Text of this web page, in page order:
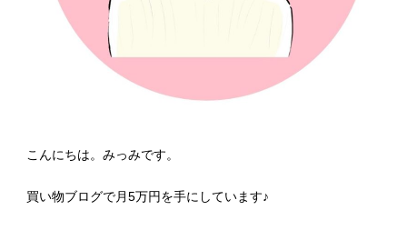
こんにちは。みっみです。
買い物ブログで月5万円を手にしています♪